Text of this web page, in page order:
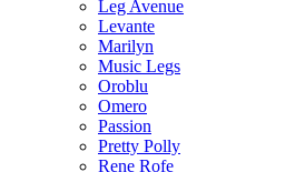
Leg Avenue
Levante
Marilyn
Music Legs
Oroblu
Omero
Passion
Pretty Polly
Rene Rofe